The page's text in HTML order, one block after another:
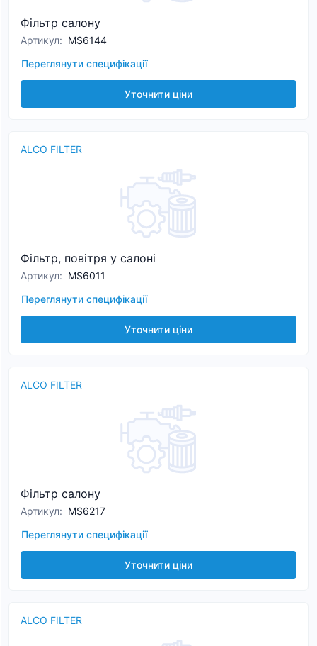
Фільтр салону
Артикул: MS6144
Переглянути специфікації
Уточнити ціни
ALCO FILTER
Фільтр, повітря у салоні
Артикул: MS6011
Переглянути специфікації
Уточнити ціни
ALCO FILTER
Фільтр салону
Артикул: MS6217
Переглянути специфікації
Уточнити ціни
ALCO FILTER